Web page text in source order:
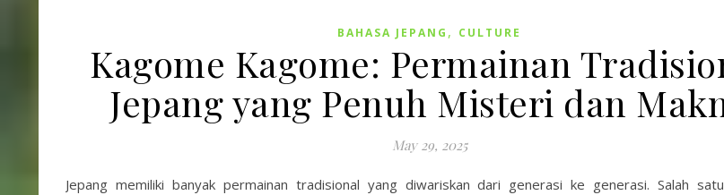
BAHASA JEPANG , CULTURE
Kagome Kagome: Permainan
Jepang yang Penuh Misteri dan
May 29, 2025
Jepang memiliki banyak permainan tradisional yang diwariskan dari generasi ke generasi. Salah